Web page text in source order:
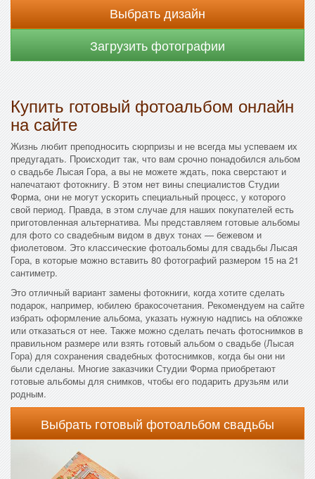
Выбрать дизайн
Загрузить фотографии
Купить готовый фотоальбом онлайн
на сайте
Жизнь любит преподносить сюрпризы и не всегда мы успеваем их
предугадать. Происходит так, что вам срочно понадобился альбом
о свадьбе Лысая Гора, а вы не можете ждать, пока сверстают и
напечатают фотокнигу. В этом нет вины специалистов Студии
Форма, они не могут ускорить специальный процесс, у которого
свой период. Правда, в этом случае для наших покупателей есть
приготовленная альтернатива. Мы представляем готовые альбомы
для фото со свадебным видом в двух тонах — бежевом и
фиолетовом. Это классические фотоальбомы для свадьбы Лысая
Гора, в которые можно вставить 80 фотографий размером 15 на 21
сантиметр.
Это отличный вариант замены фотокниги, когда хотите сделать
подарок, например, юбилею бракосочетания. Рекомендуем на сайте
избрать оформление альбома, указать нужную надпись на обложке
или отказаться от нее. Также можно сделать печать фотоснимков в
правильном размере или взять готовый альбом о свадьбе (Лысая
Гора) для сохранения свадебных фотоснимков, когда бы они ни
были сделаны. Многие заказчики Студии Форма приобретают
готовые альбомы для снимков, чтобы его подарить друзьям или
родным.
Выбрать готовый фотоальбом свадьбы